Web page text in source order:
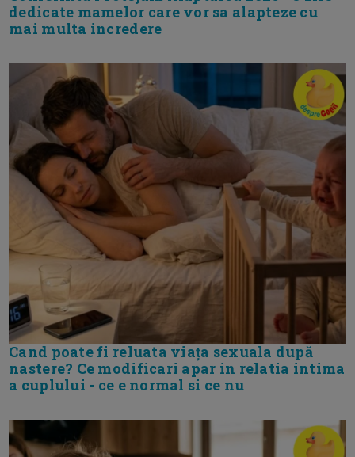
dedicate mamelor care vor sa alapteze cu
mai multa incredere
Cand poate fi reluata viața sexuala după
nastere? Ce modificari apar in relatia intima
a cuplului - ce e normal si ce nu